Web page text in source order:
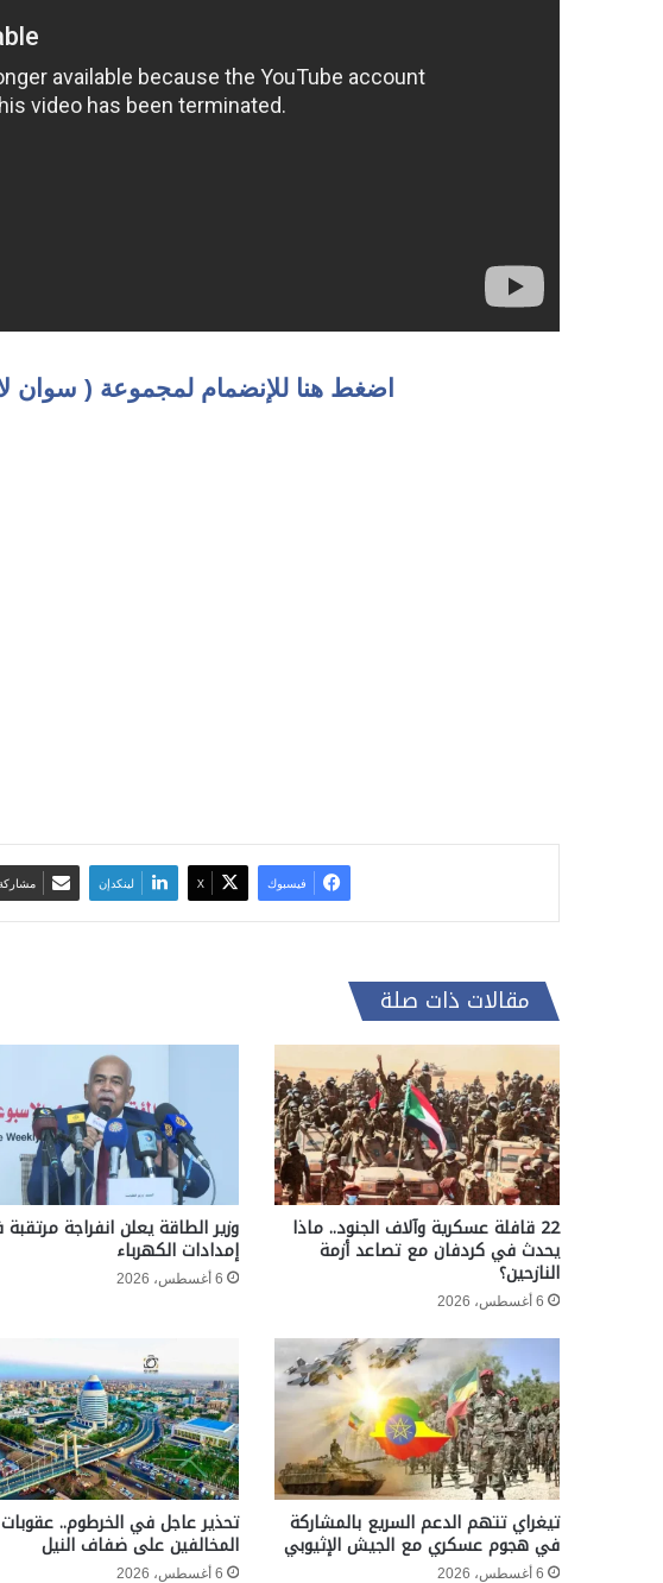
اضغط هنا للإنضمام لمجموعة ( سوان
فيسبوك ‫X لينكدإن
مقالات ذات صلة
22 قافلة عسكرية وآلاف الجنود.. ماذا
يحدث في كردفان مع تصاعد أزمة
النازحين؟
6 أغسطس، 2026
وزير الطاقة يعلن انفراجة
إمدادات الكهرباء
6 أغسطس، 2026
تيغراي تتهم الدعم السريع بالمشاركة
في هجوم عسكري مع الجيش الإثيوبي
6 أغسطس، 2026
تحذير عاجل في الخرطوم..
المخالفين على ضفاف النيل
6 أغسطس، 2026